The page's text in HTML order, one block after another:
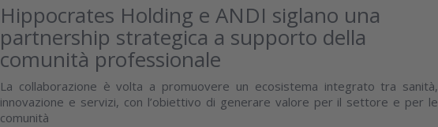
Hippocrates Holding e ANDI siglano una
partnership strategica a supporto della
comunità professionale
La collaborazione è volta a promuovere un ecosistema integrato tra sanità,
innovazione e servizi, con l’obiettivo di generare valore per il settore e per le
comunità